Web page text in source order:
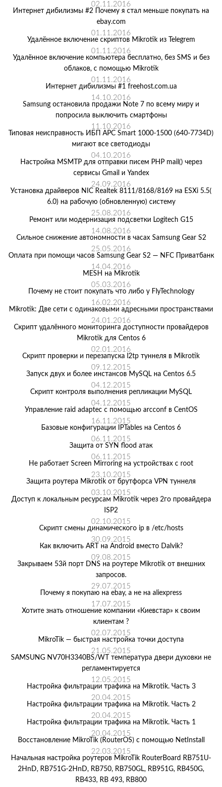
02.11.2016
Интернет дибилизмы #2 Почему я стал меньше покупать на
ebay.com
01.11.2016
Удалённое включение скриптов Mikrotik из Telegrem
01.11.2016
Удалённое включение компьютера бесплатно, без SMS и без
облаков, с помощью Mikrotik
01.11.2016
Интернет дибилизмы #1 freehost.com.ua
14.10.2016
Samsung остановила продажи Note 7 по всему миру и
попросила выключить смартфоны
11.10.2016
Типовая неисправность ИБП APC Smart 1000-1500 (640-7734D)
мигают все светодиоды
04.10.2016
Настройка MSMTP для отправки писем PHP mail() через
сервисы Gmail и Yandex
24.09.2016
Установка драйверов NIC Realtek 8111/8168/8169 на ESXi 5.5(
6.0) на рабочую (обновленную) систему
25.08.2016
Ремонт или модернизация подсветки Logitech G15
14.08.2016
Сильное снижение автономности в часах Samsung Gear S2
25.05.2016
Оплата при помощи часов Samsung Gear S2 — NFC Приватбанк
14.04.2016
MESH на Mikrotik
05.03.2016
Почему не стоит покупать что либо у FlyTechnology
16.02.2016
Mikrotik: Две сети с одинаковыми адресными пространствами
24.01.2016
Скрипт удалённого мониторинга доступности провайдеров
Mikrotik для Centos 6
02.01.2016
Скрипт проверки и перезапуска l2tp туннеля в Mikrotik
09.12.2015
Запуск двух и более инстансов MySQL на Centos 6.5
04.12.2015
Скрипт контроля выполнения репликации MySQL
04.12.2015
Управление raid adaptec с помощью arcconf в CentOS
16.11.2015
Базовые конфигурации IPTables на Centos 6
06.11.2015
Защита от SYN flood атак
06.11.2015
Не работает Screen Mirroring на устройствах с root
23.10.2015
Защита роутера Mikrotik от брутфорса VPN туннеля
03.10.2015
Доступ к локальным ресурсам Mikrotik через 2го провайдера
ISP2
02.10.2015
Скрипт смены динамического ip в /etc/hosts
30.09.2015
Как включить ART на Android вместо Dalvik?
09.08.2015
Закрываем 53й порт DNS на роутере Mikrotik от внешних
запросов.
29.07.2015
Почему я покупаю на ebay, а не на aliexpress
17.07.2015
Хотите знать отношение компании «Киевстар» к своим
клиентам ?
02.07.2015
MikroTik — быстрая настройка точки доступа
21.05.2015
SAMSUNG NV70H3340BS/WT температура двери духовки не
регламентируется
12.05.2015
Настройка фильтрации трафика на Mikrotik. Часть 3
20.04.2015
Настройка фильтрации трафика на Mikrotik. Часть 2
20.04.2015
Настройка фильтрации трафика на Mikrotik. Часть 1
20.04.2015
Восстановление MikroTik (RouterOS) с помощью NetInstall
22.03.2015
Начальная настройка роутеров MikroTik RouterBoard RB751U-
2HnD, RB751G-2HnD, RB750, RB750GL, RB951G, RB450G,
RB433, RB 493, RB800